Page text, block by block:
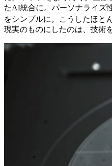
たAI統合に。パーソナライズ
をシンプルに。こうしたほと
現実のものにしたのは、技術